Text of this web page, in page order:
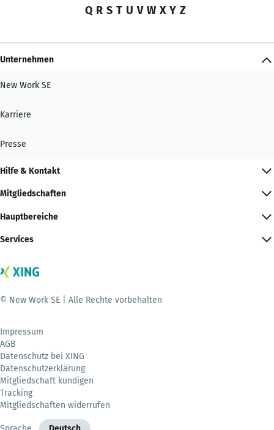
Q R S T U V W X Y Z
Unternehmen
New Work SE
Karriere
Presse
Hilfe & Kontakt
Mitgliedschaften
Hauptbereiche
Services
© New Work SE | Alle Rechte vorbehalten
Impressum
AGB
Datenschutz bei XING
Datenschutzerklärung
Mitgliedschaft kündigen
Tracking
Mitgliedschaften widerrufen